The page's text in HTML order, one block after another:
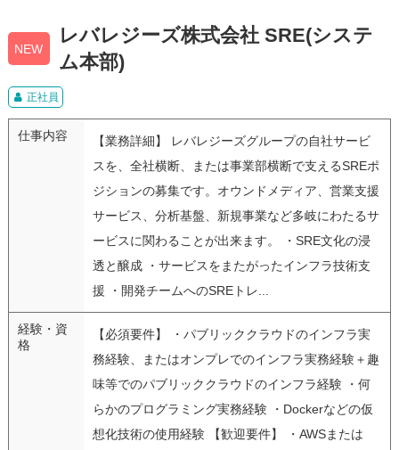
NEW
レバレジーズ株式会社 SRE(システ
ム本部)
正社員
仕事内容
【業務詳細】 レバレジーズグループの自社サービ
スを、全社横断、または事業部横断で支えるSREポ
ジションの募集です。オウンドメディア、営業支援
サービス、分析基盤、新規事業など多岐にわたるサ
ービスに関わることが出来ます。 ・SRE文化の浸
透と醸成 ・サービスをまたがったインフラ技術支
援 ・開発チームへのSREトレ...
経験・資
格
【必須要件】 ・パブリッククラウドのインフラ実
務経験、またはオンプレでのインフラ実務経験＋趣
味等でのパブリッククラウドのインフラ経験 ・何
らかのプログラミング実務経験 ・Dockerなどの仮
想化技術の使用経験 【歓迎要件】 ・AWSまたは